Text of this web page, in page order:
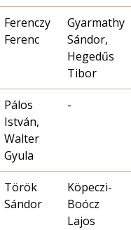
Ferenczy
Ferenc
Gyarmathy
Sándor,
Hegedűs
Tibor
Pálos
István,
Walter
Gyula
-
Török
Sándor
Köpeczi-
Boócz
Lajos